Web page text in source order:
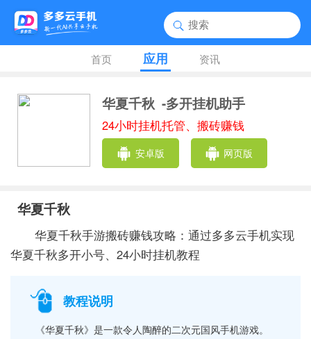
首页 应用 资讯
华夏千秋 -多开挂机助手
24小时挂机托管、搬砖赚钱
安卓版 网页版
华夏千秋
华夏千秋手游搬砖赚钱攻略：通过多多云手机实现
华夏千秋多开小号、24小时挂机教程
教程说明
《华夏千秋》是一款令人陶醉的二次元国风手机游戏。